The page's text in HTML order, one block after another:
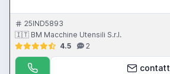
25IND5893
🇮🇹 BM Macchine Utensili S.r.l.
4.5
2